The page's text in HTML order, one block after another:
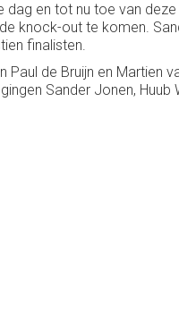
en tot nu toe van
knock-out te komen.
finalisten.
Paul de Bruijn en
Sander Jonen,